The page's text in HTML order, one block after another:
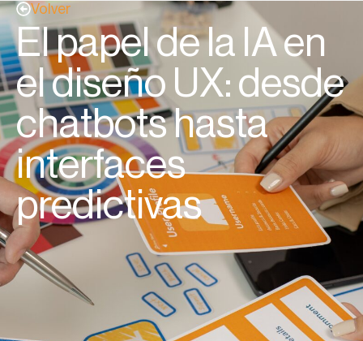
Volver
El papel de la IA en
el diseño UX: desde
chatbots hasta
interfaces
predictivas